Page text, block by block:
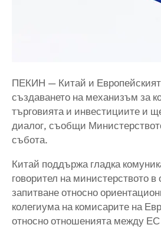
ПЕКИН — Китай и
създаването на механизъм за
търговията и инвестициите и
диалог, съобщи
събота.
Китай поддържа гладка
говорител на министерството в
запитване относно
колегиума на комисарите на
относно отношенията между ЕС